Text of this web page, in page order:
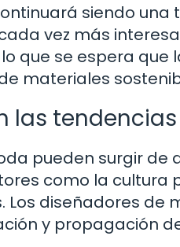
siendo una
vez más
que se espera
materiales
las
pueden surgir de
como la cultura
Los diseñadores
y propagación